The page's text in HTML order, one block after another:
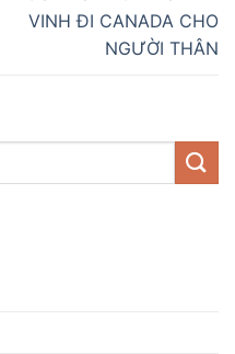
VINH ĐI CANADA CHO
NGƯỜI THÂN